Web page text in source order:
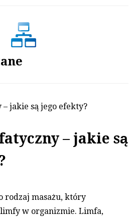
– jakie są
rodzaj masażu, który
w organizmie. Limfa,